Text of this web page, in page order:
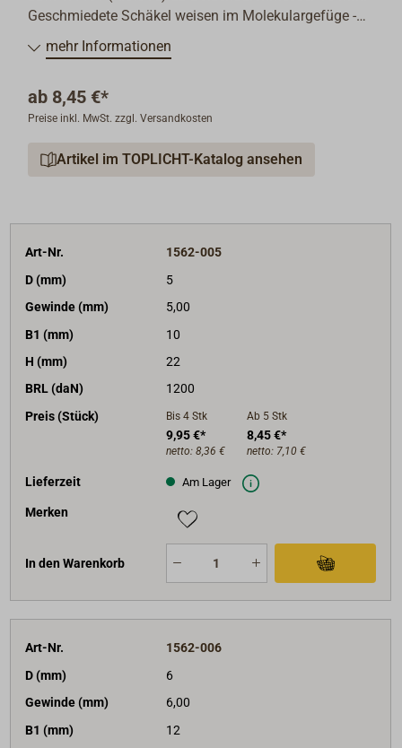
Geschmiedete Schäkel weisen im Molekulargefüge -
anders als zum Beispiel Schäkel aus Feinguss -
gerichtete Kraftlinien auf, so dass für jedes
sind!
Bei Anwendung in sicherheitsrelevanten Bereichen
empfohlen.
verformen. Ein nicht unerheblicher Sicherheitsaspekt,
da eine Überlastung auch optisch erkennbar ist.
Schäkel im normalen Gebrauch mit maximal 1/4 der
angegebenen Bruchlast (BRL) belasten.
Heben der Lasten sollten nur getestete Schäkel mit
einer angegeben sicheren Arbeitslast (SWL)
mehr Informationen
ab 8,45 €*
Preise inkl. MwSt. zzgl. Versandkosten
Artikel im TOPLICHT-Katalog ansehen
Art-Nr.
1562-005
D (mm)
5
Gewinde (mm)
5,00
B1 (mm)
10
H (mm)
22
BRL (daN)
1200
Preis (Stück)
Bis 4 Stk
9,95 €*
netto: 8,36 €
Ab 5 Stk
8,45 €*
netto: 7,10 €
Lieferzeit Am Lager
Merken
In den Warenkorb
Art-Nr.
1562-006
D (mm)
6
Gewinde (mm)
6,00
B1 (mm)
12